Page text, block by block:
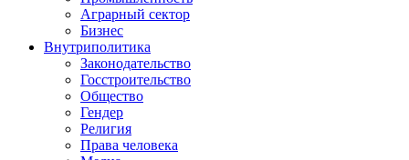
Аграрный сектор
Бизнес
Внутриполитика
Законодательство
Госстроительство
Общество
Гендер
Религия
Права человека